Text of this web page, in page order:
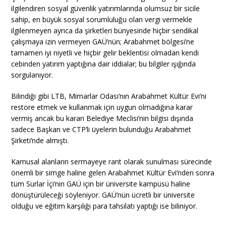
ilgilendiren sosyal güvenlik yatırımlarında olumsuz bir sicile
sahip, en büyük sosyal sorumluluğu olan vergi vermekle
ilgilenmeyen ayrıca da şirketleri bünyesinde hiçbir sendikal
çalışmaya izin vermeyen GAÜ’nün; Arabahmet bölgesi’ne
tamamen iyi niyetli ve hiçbir gelir beklentisi olmadan kendi
cebinden yatırım yaptığına dair iddialar; bu bilgiler ışığında
sorgulanıyor.
Bilindiği gibi LTB, Mimarlar Odası’nın Arabahmet Kültür Evi’ni
restore etmek ve kullanmak için uygun olmadığına karar
vermiş ancak bu kararı Belediye Meclisi’nin bilgisi dışında
sadece Başkan ve CTP’li üyelerin bulunduğu Arabahmet
Şirketi’nde almıştı.
Kamusal alanların sermayeye rant olarak sunulması sürecinde
önemli bir simge haline gelen Arabahmet Kültür Evi’nden sonra
tüm Surlar İçi’nin GAÜ için bir üniversite kampüsü haline
dönüştürüleceği söyleniyor. GAÜ’nün ücretli bir üniversite
olduğu ve eğitim karşılığı para tahsilatı yaptığı ise biliniyor.